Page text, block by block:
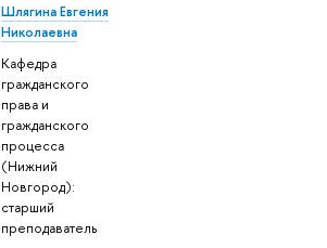
Шлягина Евгения
Николаевна
Кафедра
гражданского
права и
гражданского
процесса
(Нижний
Новгород):
старший
преподаватель